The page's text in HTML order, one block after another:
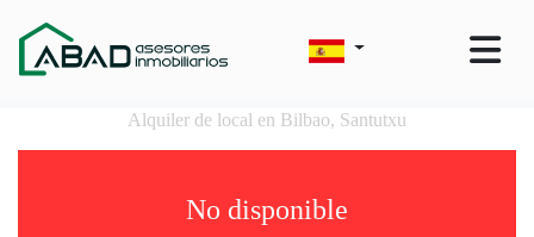
Alquiler de local en Bilbao, Santutxu
No disponible